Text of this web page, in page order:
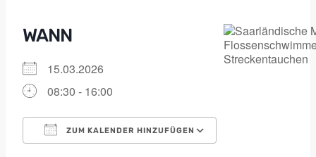
WANN
15.03.2026
08:30 - 16:00
ZUM KALENDER HINZUFÜGEN